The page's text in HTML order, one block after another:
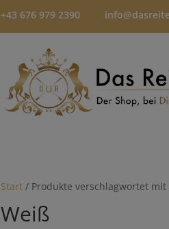
+43 676 979 2390
Start / Produkte verschlagwortet mit
Weiß